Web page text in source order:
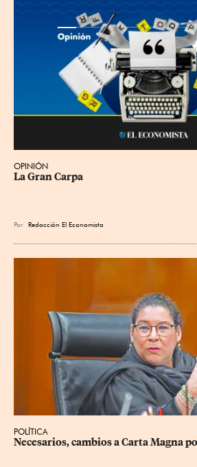
OPINIÓN
La Gran Carpa
Por Redacción El Economista
POLÍTICA
Necesarios, cambios a Carta Magna